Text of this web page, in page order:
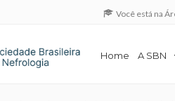
Você está na
Home A SBN